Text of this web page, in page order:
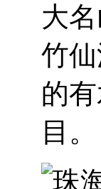
大
竹
的
目